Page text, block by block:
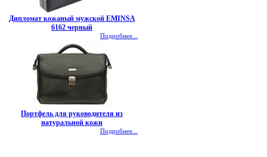
Дипломат кожаный мужской EMINSA
6162 черный
Подробнее...
Портфель для руководителя из
натуральной кожи
Подробнее...